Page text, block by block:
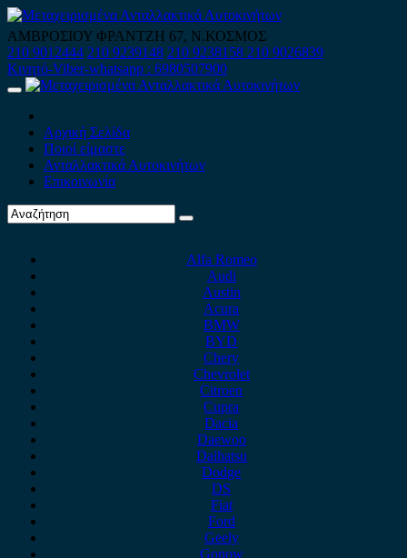
Skip
to
content
ΑΜΒΡΟΣΙΟΥ ΦΡΑΝΤΖΗ 67, Ν.ΚΟΣΜΟΣ
210 9012444 210 9239148 210 9238158 210 9026839
Κινητό-Viber-whatsapp : 6980507900
Primary
Αρχική Σελίδα
Ποιοί είμαστε
Ανταλλακτικά Αυτοκινήτων
Επικοινωνία
Alfa Romeo
Audi
Austin
Acura
BMW
BYD
Chery
Chevrolet
Citroen
Cupra
Dacia
Daewoo
Daihatsu
Dodge
DS
Fiat
Ford
Geely
Gonow